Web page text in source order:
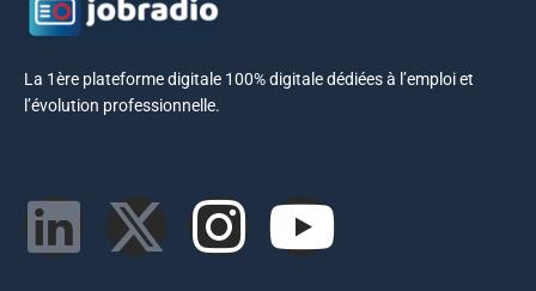
La 1ère plateforme digitale 100% digitale dédiées à l’emploi et
l’évolution professionnelle.